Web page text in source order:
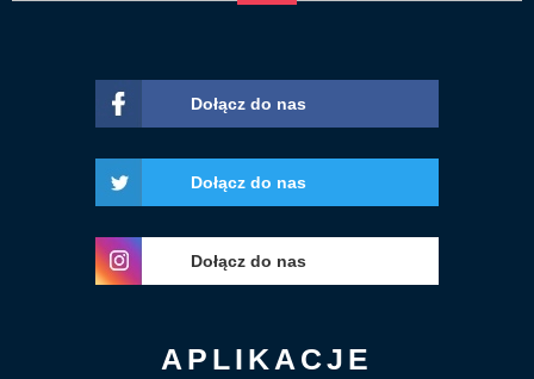
Dołącz do nas
Dołącz do nas
Dołącz do nas
APLIKACJE